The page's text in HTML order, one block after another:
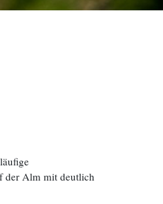
der Alm mit deutlich